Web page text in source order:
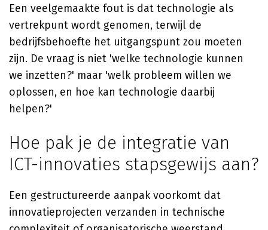
Een veelgemaakte fout is dat technologie als
vertrekpunt wordt genomen, terwijl de
bedrijfsbehoefte het uitgangspunt zou moeten
zijn. De vraag is niet 'welke technologie kunnen
we inzetten?' maar 'welk probleem willen we
oplossen, en hoe kan technologie daarbij
helpen?'
Hoe pak je de integratie van
ICT-innovaties stapsgewijs aan?
Een gestructureerde aanpak voorkomt dat
innovatieprojecten verzanden in technische